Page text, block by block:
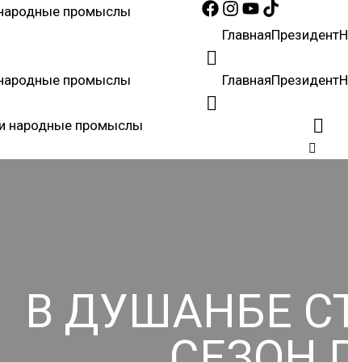
ГлавнаяПрезидент
ГлавнаяПрезидент
В ДУШАНБЕ